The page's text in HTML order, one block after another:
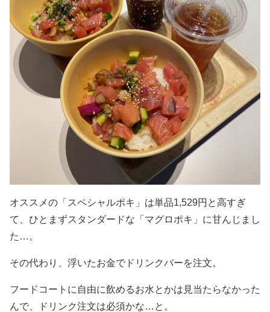
オススメの「スペシャルポキ」は単品1,529円と高すぎ
て、ひとまずスタンダードな「マグロポキ」に甘んじまし
た…。
その代わり、浮いたお金でドリンクバーを注文。
フードコートに自由に飲めるお水とかは見当たらなかった
んで、ドリンク注文は必須かな…と。